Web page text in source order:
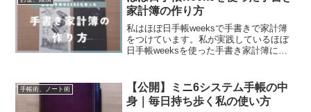
りません。「布団に入っ...
家計簿の作り方
私はほぼ日手帳weeksで手書きで家計簿
をつけています。私が実践しているほぼ
日手帳weeksを使った手書き家計簿につ
いことにこだわって作りました。
手帳術、ノート術
【公開】ミニ6システム手帳の中
身｜毎日持ち歩く私の使い方